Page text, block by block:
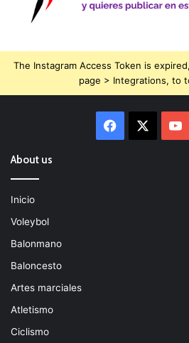
The Instagram Access Token is
page > Integrations, to
Facebook
About us
Inicio
Voleybol
Balonmano
Baloncesto
Artes marciales
Atletismo
Ciclismo